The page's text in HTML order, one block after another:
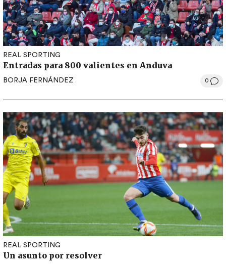
REAL SPORTING
Entradas para 800 valientes en Anduva
BORJA FERNÁNDEZ 0
REAL SPORTING
Un asunto por resolver